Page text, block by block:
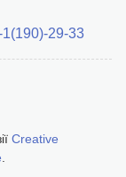
29-33
Creative